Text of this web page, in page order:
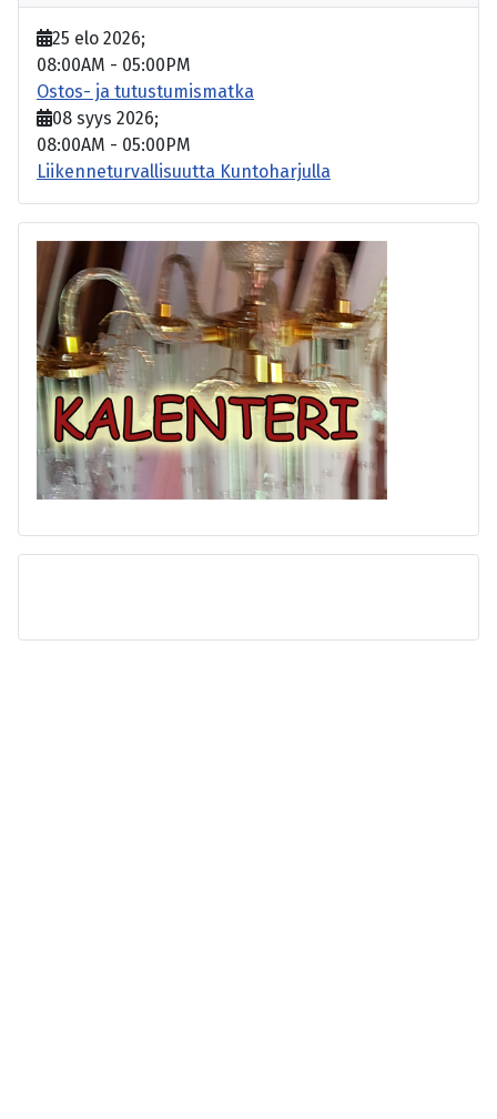
25 elo 2026;
08:00AM - 05:00PM
Ostos- ja tutustumismatka
08 syys 2026;
08:00AM - 05:00PM
Liikenneturvallisuutta Kuntoharjulla